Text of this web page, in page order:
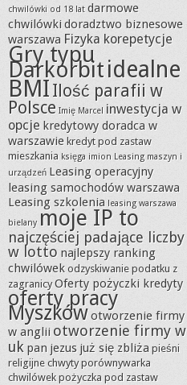
chwilówki od 18 lat darmowe
chwilówkidoradztwo biznesowe
warszawa Fizyka korepetycje
Gry typu
Darkorbitidealne
BMIIlość parafii w
Polsce Imię Marcel inwestycja w
opcje kredytowy doradca w
warszawie kredyt pod zastaw
mieszkania księga imion Leasing maszyn i
urządzeń Leasing operacyjny
leasing samochodów warszawa
Leasing szkolenia leasing warszawa
bielany moje IP to
najczęściej padające liczby
w lotto najlepszy ranking
chwilówek odzyskiwanie podatku z
zagranicy Oferty pożyczki kredyty
oferty pracy
Myszkówotworzenie firmy
w anglii otworzenie firmy w
uk pan jezus już się zbliża pieśni
religijne chwyty porównywarka
chwilówek pożyczka pod zastaw